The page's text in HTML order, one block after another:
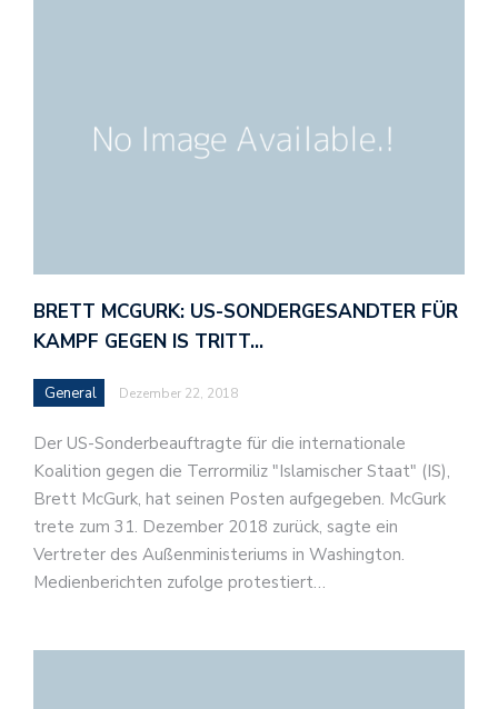
BRETT MCGURK: US-SONDERGESANDTER FÜR
KAMPF GEGEN IS TRITT…
General Dezember 22, 2018
Der US-Sonderbeauftragte für die internationale
Koalition gegen die Terrormiliz "Islamischer Staat" (IS),
Brett McGurk, hat seinen Posten aufgegeben. McGurk
trete zum 31. Dezember 2018 zurück, sagte ein
Vertreter des Außenministeriums in Washington.
Medienberichten zufolge protestiert…